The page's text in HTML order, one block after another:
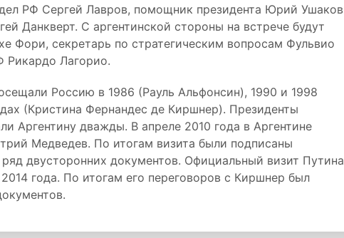
РФ Сергей Лавров, помощник президента Юрий Ушаков
Данкверт. С аргентинской стороны на встрече будут
Фори, секретарь по стратегическим вопросам Фульвио
Рикардо Лагорио.
Россию в 1986 (Рауль Альфонсин), 1990 и 1998
(Кристина Фернандес де Киршнер). Президенты
Аргентину дважды. В апреле 2010 года в Аргентине
Медведев. По итогам визита были подписаны
двусторонних документов. Официальный визит Путина
года. По итогам его переговоров с Киршнер был